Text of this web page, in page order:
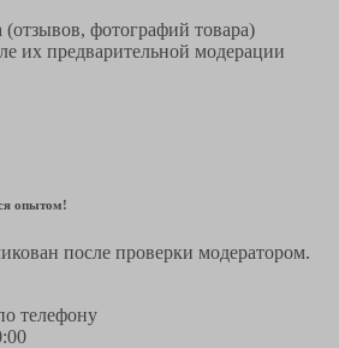
(отзывов, фотографий товара)
их предварительной модерации
опытом!
после проверки модератором.
телефону